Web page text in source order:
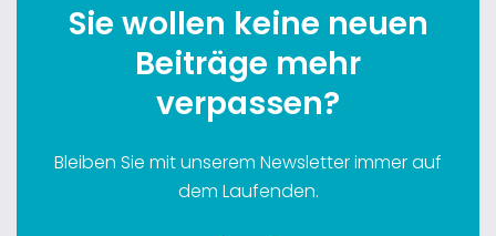
Sie wollen keine neuen
Beiträge mehr
verpassen?
Bleiben Sie mit unserem Newsletter immer auf
dem Laufenden.